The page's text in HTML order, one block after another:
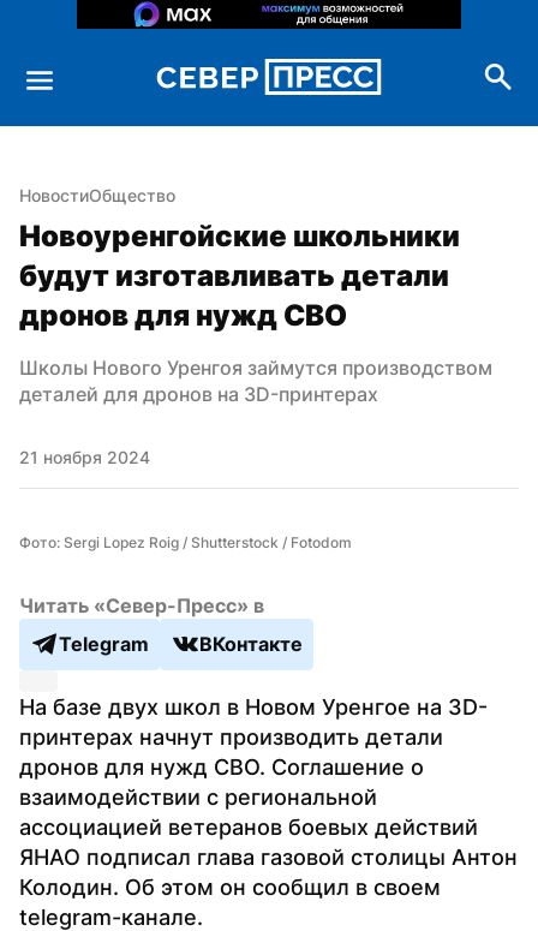
НовостиОбщество
Новоуренгойские школьники
будут изготавливать детали
дронов для нужд СВО
Школы Нового Уренгоя займутся производством
деталей для дронов на 3D-принтерах
21 ноября 2024
Фото: Sergi Lopez Roig / Shutterstock / Fotodom
Читать «Север-Пресс» в
Telegram
ВКонтакте
На базе двух школ в Новом Уренгое на 3D-
принтерах начнут производить детали
дронов для нужд СВО. Соглашение о
взаимодействии с региональной
ассоциацией ветеранов боевых действий
ЯНАО подписал глава газовой столицы Антон
Колодин. Об этом он сообщил в своем
telegram-канале.